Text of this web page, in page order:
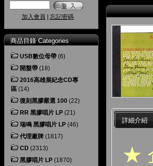
加入會員 忘記密碼
商品目錄 Categories
USB數位母帶 (6)
開盤帶 (18)
2016高雄展紀念CD專
區 (14)
復刻黑膠嚴選 100 (22)
RR 黑膠唱片 LP (21)
瑞鳴 黑膠唱片 LP (46)
代理廠牌 (1817)
CD (2313)
黑膠唱片 LP (1870)
詳細介紹
★